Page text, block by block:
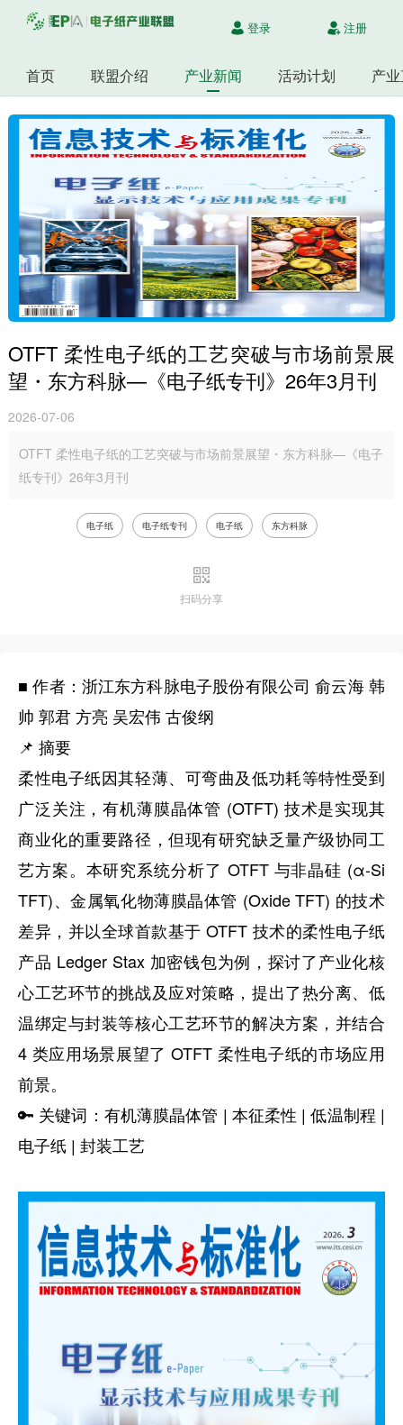
登录 注册
首页 联盟介绍 产业新闻 活动计划 产
OTFT 柔性电子纸的工艺突破与市场前景展
望・东方科脉—《电子纸专刊》26年3月刊
2026-07-06
OTFT 柔性电子纸的工艺突破与市场前景展望・东方科脉—《电子
纸专刊》26年3月刊
电子纸 电子纸专刊 电子纸 东方科脉
扫码分享
■ 作者：浙江东方科脉电子股份有限公司 俞云海 韩
帅 郭君 方亮 吴宏伟 古俊纲
📌 摘要
柔性电子纸因其轻薄、可弯曲及低功耗等特性受到
广泛关注，有机薄膜晶体管 (OTFT) 技术是实现其
商业化的重要路径，但现有研究缺乏量产级协同工
艺方案。本研究系统分析了 OTFT 与非晶硅 (α-Si
TFT)、金属氧化物薄膜晶体管 (Oxide TFT) 的技术
差异，并以全球首款基于 OTFT 技术的柔性电子纸
产品 Ledger Stax 加密钱包为例，探讨了产业化核
心工艺环节的挑战及应对策略，提出了热分离、低
温绑定与封装等核心工艺环节的解决方案，并结合
4 类应用场景展望了 OTFT 柔性电子纸的市场应用
前景。
🔑 关键词：有机薄膜晶体管 | 本征柔性 | 低温制程 |
电子纸 | 封装工艺